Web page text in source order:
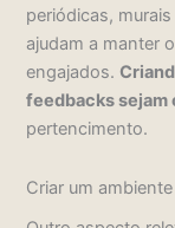
periódicas,
ajudam a manter
engajados.
feedbacks sejam
pertencimento.
Criar um